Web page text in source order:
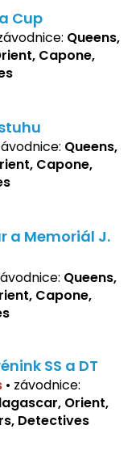
Cup
Queens,
Capone,
Queens,
Capone,
a Memoriál J.
Queens,
Capone,
SS a DT
• závodnice:
Orient,
Detectives